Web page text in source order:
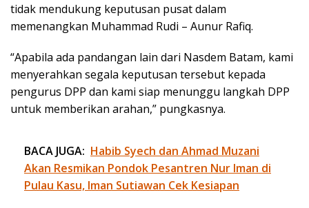
tidak mendukung keputusan pusat dalam
memenangkan Muhammad Rudi – Aunur Rafiq.
“Apabila ada pandangan lain dari Nasdem Batam, kami
menyerahkan segala keputusan tersebut kepada
pengurus DPP dan kami siap menunggu langkah DPP
untuk memberikan arahan,” pungkasnya.
BACA JUGA: Habib Syech dan Ahmad Muzani
Akan Resmikan Pondok Pesantren Nur Iman di
Pulau Kasu, Iman Sutiawan Cek Kesiapan